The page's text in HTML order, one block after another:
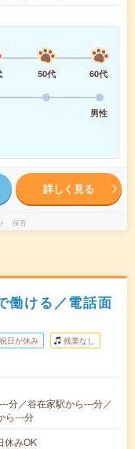
50代
60代
男性
詳しく見る
ト 保育
働ける／電話面
日が休み 残業なし
分／谷在家駅から---分／
ら---分
みOK